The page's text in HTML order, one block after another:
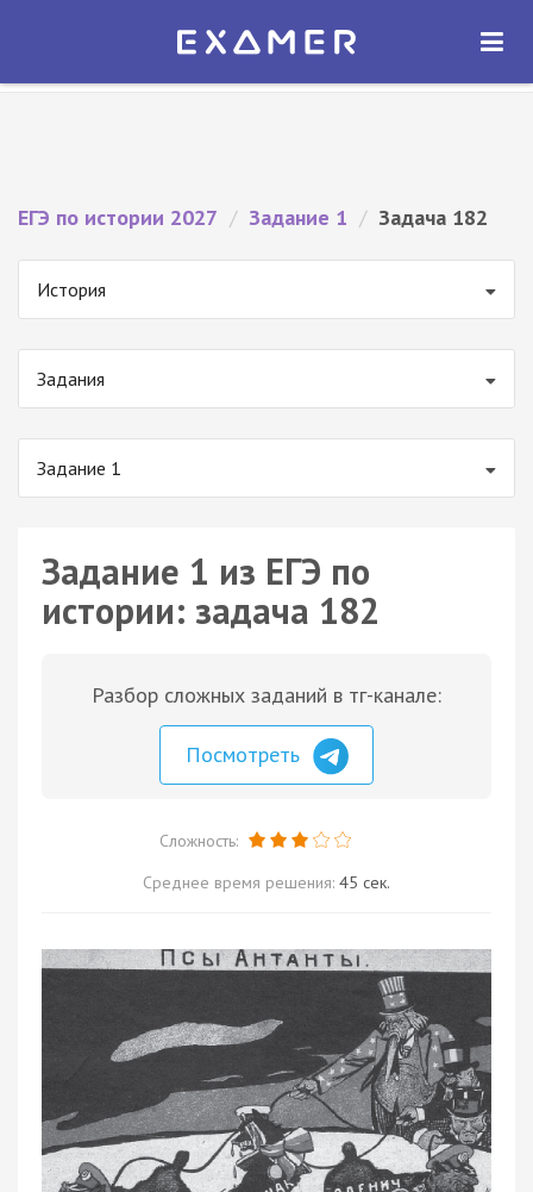
Экзамер — ЕГЭ 2027
ОТКРЫТЬ
ЕГЭ по истории 2027 / Задание 1 / Задача 182
История
Задания
Задание 1
Задание 1 из ЕГЭ по
истории: задача 182
Разбор сложных заданий в тг-канале:
Посмотреть
Сложность:
Среднее время решения: 45 сек.